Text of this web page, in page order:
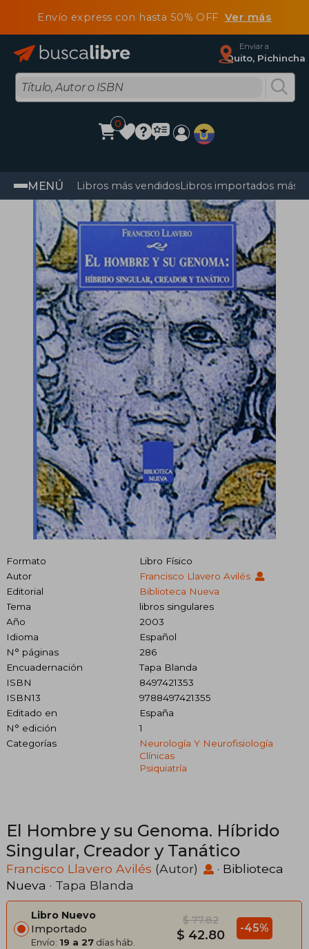
Envío express con hasta 50% OFF Ver más
Enviar a
Quito, Pichincha
0
MENÚ Libros más vendidosLibros importados más
Formato
Libro Físico
Autor
Francisco Llavero Avilés
Editorial
Biblioteca Nueva
Tema
libros singulares
Año
2003
Idioma
Español
N° páginas
286
Encuadernación
Tapa Blanda
ISBN
8497421353
ISBN13
9788497421355
Editado en
España
N° edición
1
Categorías
Neurología Y Neurofisiología
Clínicas
Psiquiatría
El Hombre y su Genoma. Híbrido
Singular, Creador y Tanático
Francisco Llavero Avilés (Autor) · Biblioteca
Nueva · Tapa Blanda
Libro Nuevo
Importado
Envío: 19 a 27 días háb.
$ 77.82
$ 42.80 -45%